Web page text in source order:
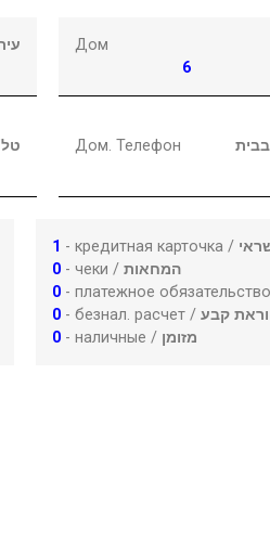
Дом
6
Дом. Телефон
1 - кредитная карточка /
0- чеки / המחאות
0- платежное
0- безнал. расчет / קבע
0- наличные / מזומן